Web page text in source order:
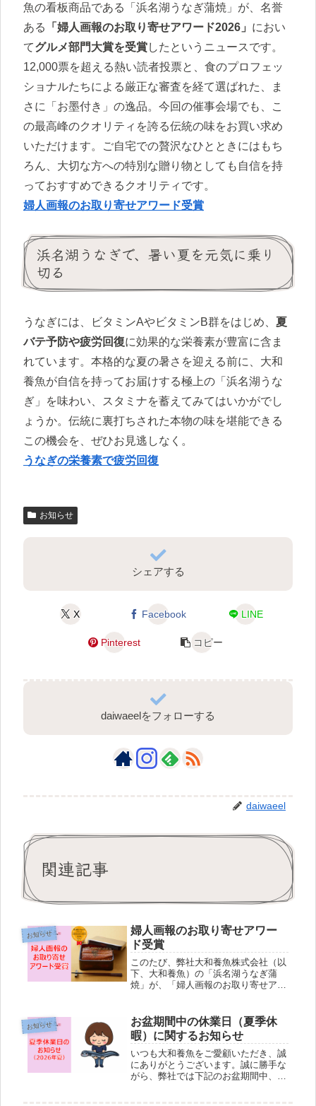
魚の看板商品である「浜名湖うなぎ蒲焼」が、名誉
ある
「婦人画報のお取り寄せアワード2026」 におい
てグルメ部門大賞を受賞したというニュースです。
12,000票を超える熱い読者投票と、食のプロフェッ
ショナルたちによる厳正な審査を経て選ばれた、ま
さに「お墨付き」の逸品。今回の催事会場でも、こ
の最高峰のクオリティを誇る伝統の味をお買い求め
いただけます。ご自宅での贅沢なひとときにはもち
ろん、大切な方への特別な贈り物としても自信を持
っておすすめできるクオリティです。
婦人画報のお取り寄せアワード受賞
浜名湖うなぎで、暑い夏を元気に乗り
切る
うなぎには、ビタミンAやビタミンB群をはじめ、 夏
バテ予防や疲労回復に効果的な栄養素が豊富に含ま
れています。本格的な夏の暑さを迎える前に、大和
養魚が自信を持ってお届けする極上の「浜名湖うな
ぎ」を味わい、スタミナを蓄えてみてはいかがでし
ょうか。伝統に裏打ちされた本物の味を堪能できる
この機会を、ぜひお見逃しなく。
うなぎの栄養素で疲労回復
お知らせ
シェアする
X Facebook LINE
Pinterest コピー
daiwaeelをフォローする
daiwaeel
関連記事
お知らせ
婦人画報のお取り寄せアワー
ド受賞
このたび、弊社大和養魚株式会社（以
下、大和養魚）の「浜名湖うなぎ蒲
焼」が、「婦人画報のお取り寄せアワ
える読者投票と、食のプロフェッショ
ナルたちによる厳しい審査を経...
お知らせ
お盆期間中の休業日（夏季休
暇）に関するお知らせ
いつも大和養魚をご愛顧いただき、誠
にありがとうございます。誠に勝手な
がら、弊社では下記のお盆期間中、休